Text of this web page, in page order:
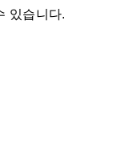
있습니다.